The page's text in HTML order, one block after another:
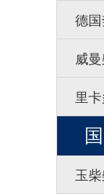
德
威
里
玉